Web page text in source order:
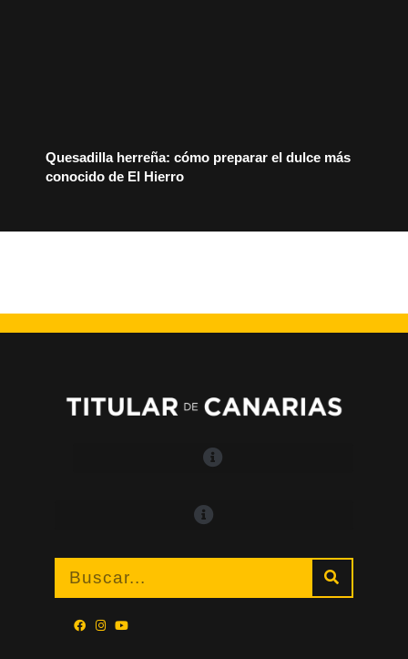
Quesadilla herreña: cómo preparar el dulce más
conocido de El Hierro